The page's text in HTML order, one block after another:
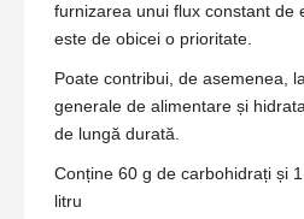
furnizarea unui flux constant de
este de obicei o prioritate.
Poate contribui, de asemenea,
generale de alimentare și
de lungă durată.
Conține 60 g de carbohidrați și
litru